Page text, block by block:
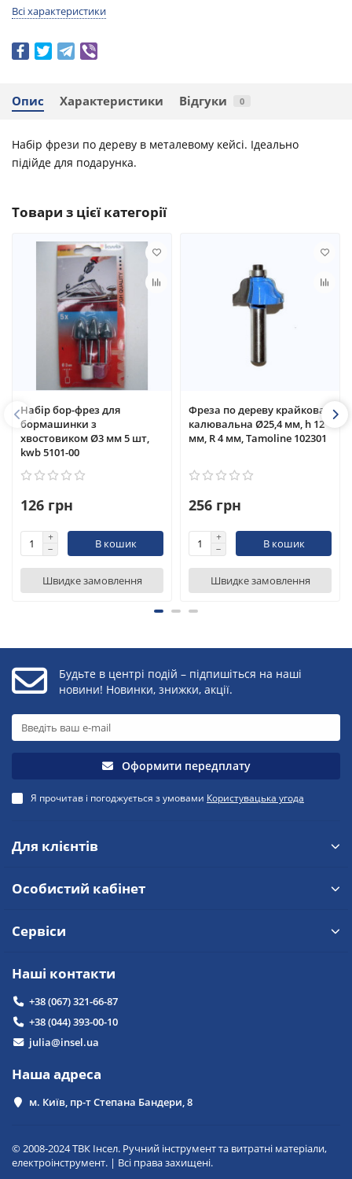
Всі характеристики
Опис Характеристики Відгуки 0
Набір фрези по дереву в металевому кейсі. Ідеально
підійде для подарунка.
Товари з цієї категорії
Набір бор-фрез для
бормашинки з
хвостовиком Ø3 мм 5 шт,
kwb 5101-00
126 грн
В кошик
Швидке замовлення
Фреза по дереву крайкова
калювальна Ø25,4 мм, h 12
мм, R 4 мм, Tamoline 102301
256 грн
В кошик
Швидке замовлення
Будьте в центрі подій – підпишіться на наші
новини! Новинки, знижки, акції.
Оформити передплату
Я прочитав і погоджується з умовами Користувацька угода
Для клієнтів
Особистий кабінет
Сервіси
Наші контакти
+38 (067) 321-66-87
+38 (044) 393-00-10
julia@insel.ua
Наша адреса
м. Київ, пр-т Степана Бандери, 8
© 2008-2024 ТВК Інсел. Ручний інструмент та витратні матеріали,
електроінструмент. | Всі права захищені.